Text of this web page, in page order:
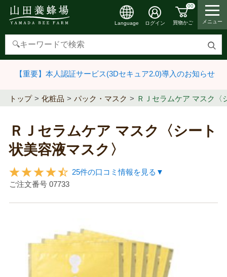
検
す
Language ログイン
00
買物かご メニュー
【重要】本人認証サービス(3Dセキュア2.0)導入のお知らせ
トップ 化粧品 パック・マスク ＲＪセラムケア マスク〈
ＲＪセラムケア マスク〈シート
状美容液マスク〉
25件の口コミ情報を見る▼
ご注文番号 07733